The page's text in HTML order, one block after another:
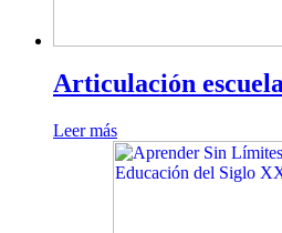
Articulación
Leer más